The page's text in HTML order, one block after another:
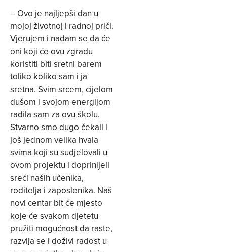
– Ovo je najljepši dan u
mojoj životnoj i radnoj priči.
Vjerujem i nadam se da će
oni koji će ovu zgradu
koristiti biti sretni barem
toliko koliko sam i ja
sretna. Svim srcem, cijelom
dušom i svojom energijom
radila sam za ovu školu.
Stvarno smo dugo čekali i
još jednom velika hvala
svima koji su sudjelovali u
ovom projektu i doprinijeli
sreći naših učenika,
roditelja i zaposlenika. Naš
novi centar bit će mjesto
koje će svakom djetetu
pružiti mogućnost da raste,
razvija se i doživi radost u